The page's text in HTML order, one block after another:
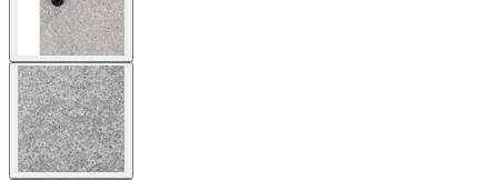
View
larger
image